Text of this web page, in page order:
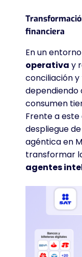
financiera
En un
operativa y
conciliación y
dependiendo
consumen
Frente a este
despliegue
agéntica en
transformar
agentes